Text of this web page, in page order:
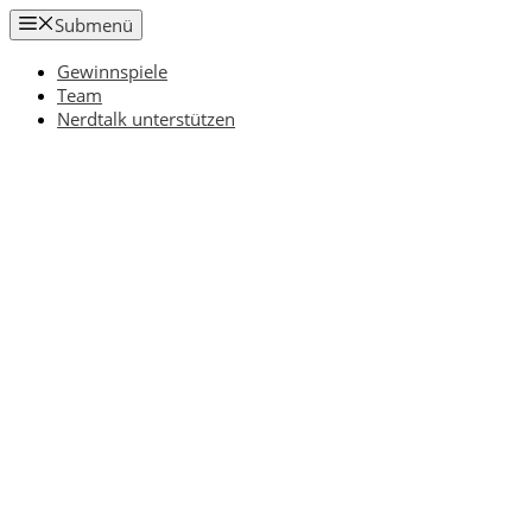
Zum
Inhalt
springen
Submenü
Gewinnspiele
Team
Nerdtalk unterstützen